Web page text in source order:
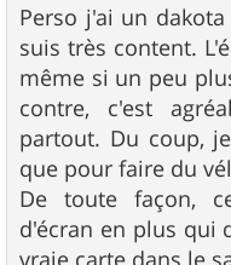
s
s
a
g
e
Perso j'ai un
suis très content.
même si un peu
contre, c'est
partout. Du coup,
que pour faire du
De toute façon,
d'écran en plus qui
vraie carte dans le